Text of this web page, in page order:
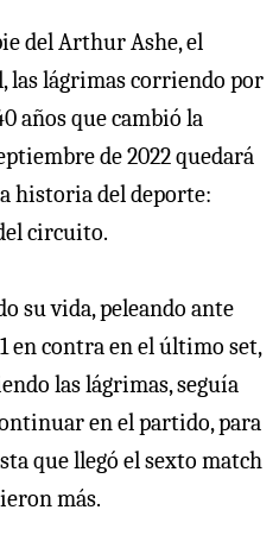
del Arthur Ashe, el
las lágrimas corriendo por
años que cambió la
de 2022 quedará
historia del deporte:
circuito.
su vida, peleando ante
en contra en el último set,
las lágrimas, seguía
en el partido, para
que llegó el sexto match
más.